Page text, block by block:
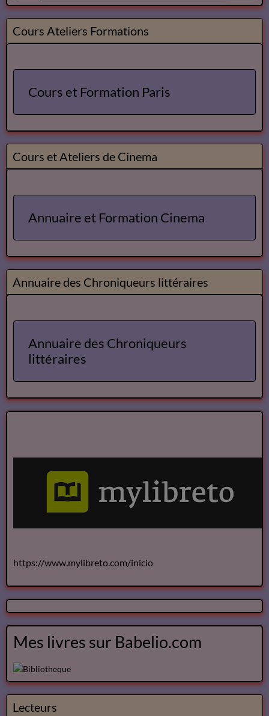
Cours Ateliers Formations
Cours et Formation Paris
Cours et Ateliers de Cinema
Annuaire et Formation Cinema
Annuaire des Chroniqueurs littéraires
Annuaire des Chroniqueurs
littéraires
https://www.mylibreto.com/inicio
Mes livres sur Babelio.com
Lecteurs